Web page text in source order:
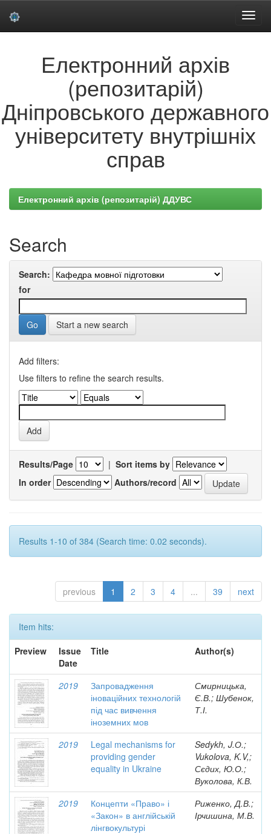
Електронний архів
(репозитарій)
Дніпровського державного
університету внутрішніх
справ
Електронний архів (репозитарій) ДДУВС
Search
Search:
for
Start a new search
Add filters:
Use filters to refine the search results.
Results/Page | Sort items by
In order
Authors/record
Results 1-10 of 384 (Search time: 0.02 seconds).
previous 1 2 3 4 ... 39 next
Item hits:
Preview
Issue
Date
Title Author(s)
2019
Запровадження
іноваційних технологій
під час вивчення
іноземних мов
Смирницька,
Є.В.; Шубенок,
Т.І.
2019
Legal mechanisms for
providing gender
equality in Ukraine
Sedykh, J.О.;
Vukolova, K.V,;
Сєдих, Ю.О.;
Вуколова, К.В.
2019
Концепти «Право» і
«Закон» в англійській
лінгвокультурі
Риженко, Д.В.;
Ірчишина, М.В.